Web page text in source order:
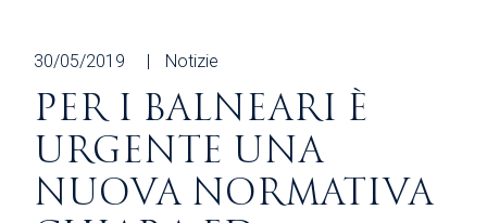
30/05/2019 Notizie
PER I BALNEARI È
URGENTE UNA
NUOVA NORMATIVA